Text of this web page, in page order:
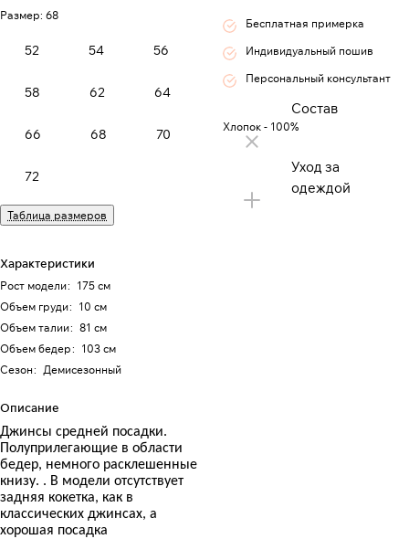
Размер: 68
52 54 56
58 62 64
66 68 70
72
Таблица размеров
Характеристики
Рост модели: 175 см
Объем груди: 10 см
Объем талии: 81 см
Объем бедер: 103 см
Сезон: Демисезонный
Описание
Джинсы средней посадки.
Полуприлегающие в области
бедер, немного расклешенные
книзу. . В модели отсутствует
задняя кокетка, как в
классических джинсах, а
хорошая посадка
Бесплатная примерка
Индивидуальный пошив
Персональный консультант
Состав
Хлопок - 100%
Уход за
одеждой